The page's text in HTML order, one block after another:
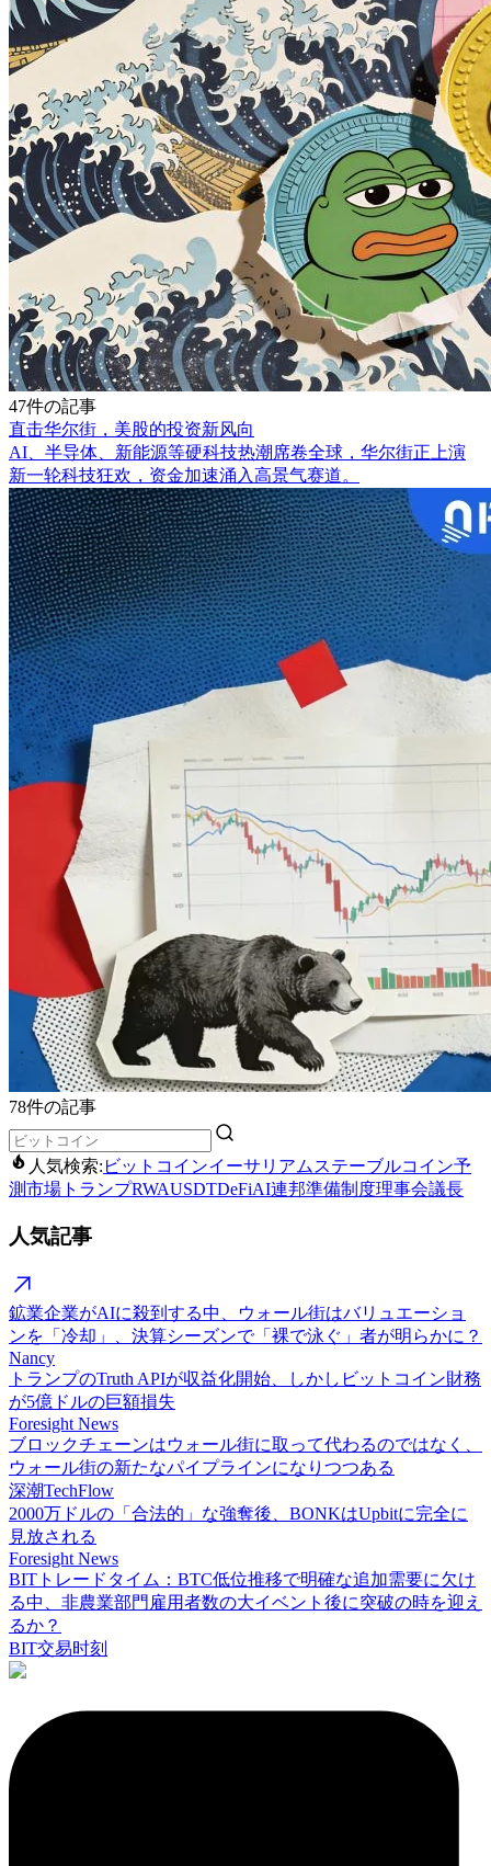
47件の記事
直击华尔街，美股的投资新风向
AI、半导体、新能源等硬科技热潮席卷全球，华尔街正上演
新一轮科技狂欢，资金加速涌入高景气赛道。
78件の記事
人気検索: ビットコインイーサリアム ステーブルコイン予
測市場 トランプRWAUSDTDeFiAI連邦準備制度理事会議長
人気記事
鉱業企業がAIに殺到する中、ウォール街はバリュエーショ
ンを「冷却」、決算シーズンで「裸で泳ぐ」者が明らかに？
Nancy
トランプのTruth APIが収益化開始、しかしビットコイン財務
が5億ドルの巨額損失
Foresight News
ブロックチェーンはウォール街に取って代わるのではなく、
ウォール街の新たなパイプラインになりつつある
深潮TechFlow
2000万ドルの「合法的」な強奪後、BONKはUpbitに完全に
見放される
Foresight News
BITトレードタイム：BTC低位推移で明確な追加需要に欠け
る中、非農業部門雇用者数の大イベント後に突破の時を迎え
るか？
BIT交易时刻